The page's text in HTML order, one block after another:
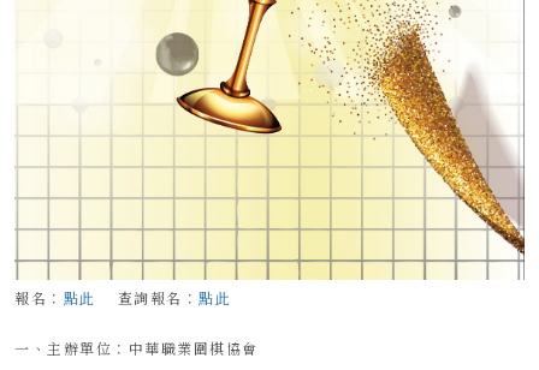
報名： 點此 查詢報名： 點此
一、主辦單位：中華職業圍棋協會